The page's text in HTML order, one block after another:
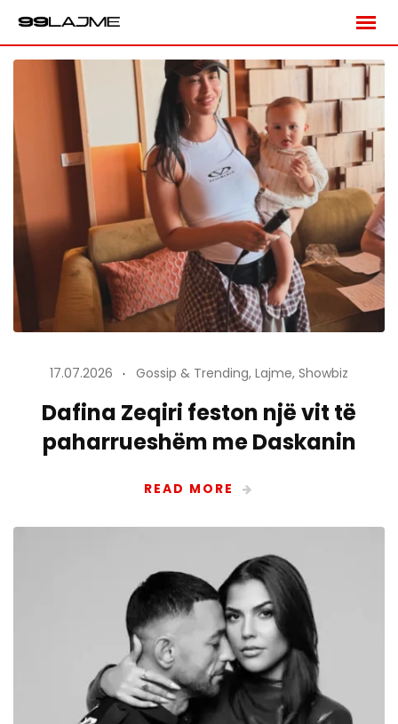
Skip
to
content
17.07.2026 Gossip & Trending, Lajme, Showbiz
Dafina Zeqiri feston një vit të
paharrueshëm me Daskanin
READ MORE